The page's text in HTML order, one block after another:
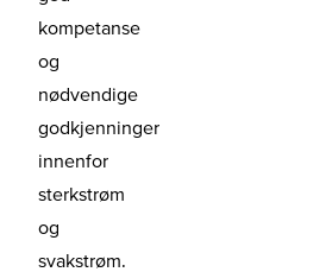
kompetanse
og
nødvendige
godkjenninger
innenfor
sterkstrøm
og
svakstrøm.